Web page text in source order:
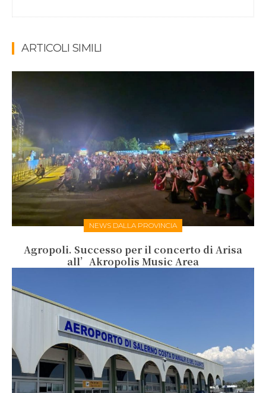
ARTICOLI SIMILI
NEWS DALLA PROVINCIA
Agropoli. Successo per il concerto di Arisa
all’Akropolis Music Area